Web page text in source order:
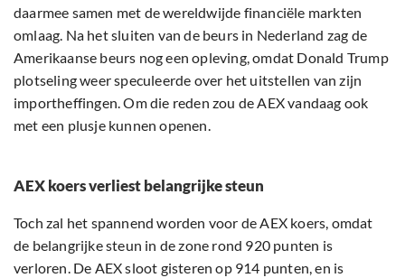
daarmee samen met de wereldwijde financiële markten
omlaag. Na het sluiten van de beurs in Nederland zag de
Amerikaanse beurs nog een opleving, omdat Donald Trump
plotseling weer speculeerde over het uitstellen van zijn
importheffingen. Om die reden zou de AEX vandaag ook
met een plusje kunnen openen.
AEX koers verliest belangrijke steun
Toch zal het spannend worden voor de AEX koers, omdat
de belangrijke steun in de zone rond 920 punten is
verloren. De AEX sloot gisteren op 914 punten, en is